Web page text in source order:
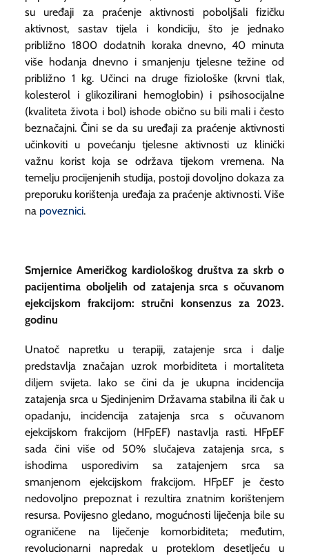
su uređaji za praćenje aktivnosti poboljšali fizičku
aktivnost, sastav tijela i kondiciju, što je jednako
približno 1800 dodatnih koraka dnevno, 40 minuta
više hodanja dnevno i smanjenju tjelesne težine od
približno 1 kg. Učinci na druge fiziološke (krvni tlak,
kolesterol i glikozilirani hemoglobin) i psihosocijalne
(kvaliteta života i bol) ishode obično su bili mali i često
beznačajni. Čini se da su uređaji za praćenje aktivnosti
učinkoviti u povećanju tjelesne aktivnosti uz klinički
važnu korist koja se održava tijekom vremena. Na
temelju procijenjenih studija, postoji dovoljno dokaza za
preporuku korištenja uređaja za praćenje aktivnosti. Više
na poveznici.
Smjernice Američkog kardiološkog društva za skrb o
pacijentima oboljelih od zatajenja srca s očuvanom
ejekcijskom frakcijom: stručni konsenzus za 2023.
godinu
Unatoč napretku u terapiji, zatajenje srca i dalje
predstavlja značajan uzrok morbiditeta i mortaliteta
diljem svijeta. Iako se čini da je ukupna incidencija
zatajenja srca u Sjedinjenim Državama stabilna ili čak u
opadanju, incidencija zatajenja srca s očuvanom
ejekcijskom frakcijom (HFpEF) nastavlja rasti. HFpEF
sada čini više od 50% slučajeva zatajenja srca, s
ishodima usporedivim sa zatajenjem srca sa
smanjenom ejekcijskom frakcijom. HFpEF je često
nedovoljno prepoznat i rezultira znatnim korištenjem
resursa. Povijesno gledano, mogućnosti liječenja bile su
ograničene na liječenje komorbiditeta; međutim,
revolucionarni napredak u proteklom desetljeću u